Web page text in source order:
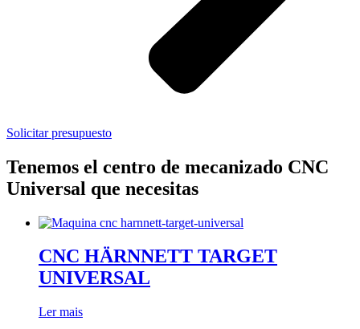
Solicitar presupuesto
Tenemos el centro de mecanizado CNC
Universal que necesitas
CNC HÄRNNETT TARGET
UNIVERSAL
Ler mais